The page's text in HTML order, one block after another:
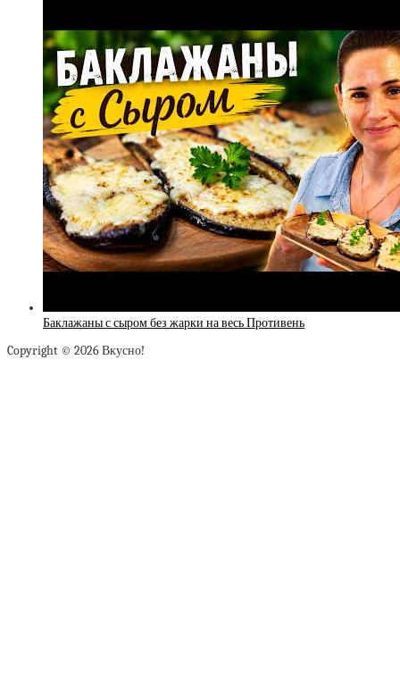
Баклажаны с сыром без жарки на весь Противень
Copyright © 2026 Вкусно!